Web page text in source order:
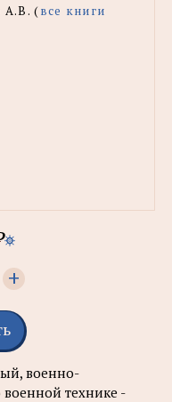
А.В. (все книги
+
военно-
технике -